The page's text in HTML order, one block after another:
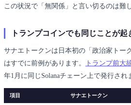
この状況で「無関係」と言い切るのは難
トランプコインでも同じことが起
サナエトークンは日本初の「政治家トー
はすでに前例があります。
トランプ前大
年1月に同じSolanaチェーン上で発行され
項目 サナエトークン